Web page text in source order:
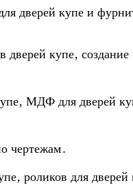
дверей купе и
купе‚ создание
МДФ для дверей
чертежам․
роликов для дверей